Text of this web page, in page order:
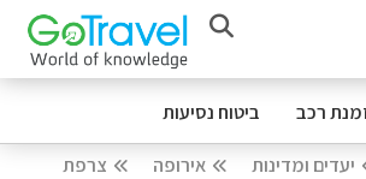
רכב ביטוח נסיעות
יעדים ומדינות אירופה
צרפת